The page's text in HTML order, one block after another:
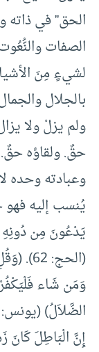
الحق” في ذاته
الصفات
لشيءٍ مِنَ
بالجلال
ولم يزلْ ولا
حقٌ. ولقاؤه
وعبادته
يُنسب إليه فهو
يَدْعُونَ مِن دُونِهِ
إِنَّ الْبَاطِلَ كَانَ